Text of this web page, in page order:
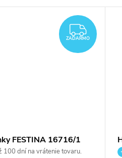
ZADARMO
FESTINA 16716/1
100 dní na vrátenie tovaru.